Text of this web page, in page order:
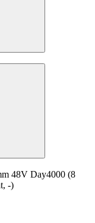
48V Day4000 (8
-)